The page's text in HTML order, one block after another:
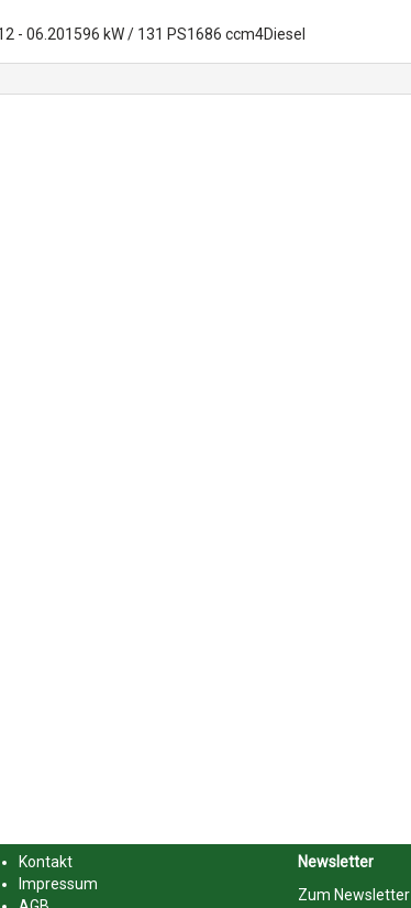
- 06.201596 kW / 131 PS1686 ccm4Diesel
Kontakt
Impressum
Newsletter
Zum Newsletter